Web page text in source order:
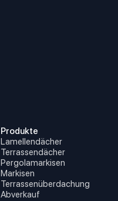
Produkte
Lamellendächer
Terrassendächer
Pergolamarkisen
Markisen
Terrassenüberdachung
Abverkauf